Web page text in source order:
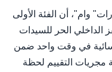
وام"، أن الفئة الأولى
الداخلي الحر للسيدات
فرق نسائية في وقت واحد ضمن
مجريات التقييم لحظة